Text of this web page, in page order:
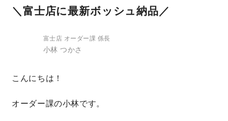
スタッフブログ
＼富士店に最新ボッシュ納品／
富士店 オーダー課 係長
小林 つかさ
こんにちは！
オーダー課の小林です。